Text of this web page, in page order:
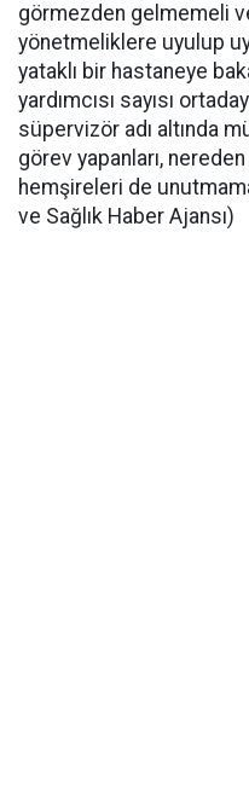
görmezden gelmemeli
yönetmeliklere uyulup
yataklı bir hastaneye
yardımcısı sayısı
süpervizör adı altında
görev yapanları,
hemşireleri de
ve Sağlık Haber Ajansı)